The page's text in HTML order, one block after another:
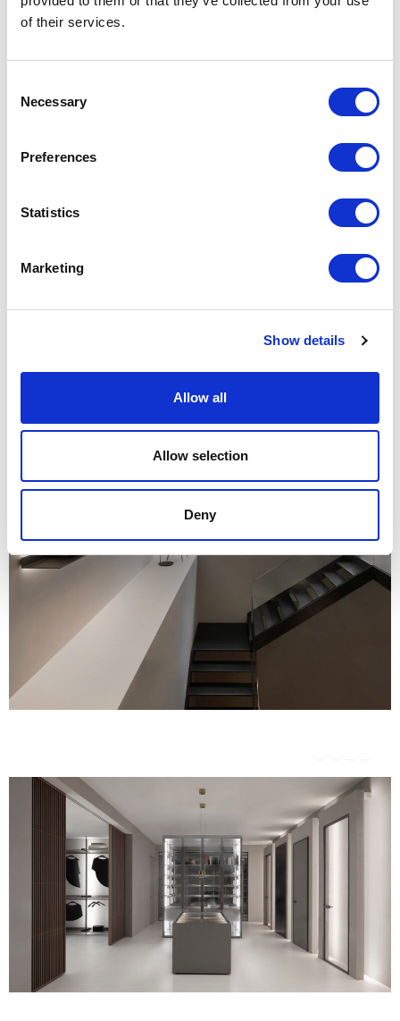
of their services.
Selection
Necessary
Preferences
Statistics
Marketing
Show details
Allow all
Allow selection
Deny